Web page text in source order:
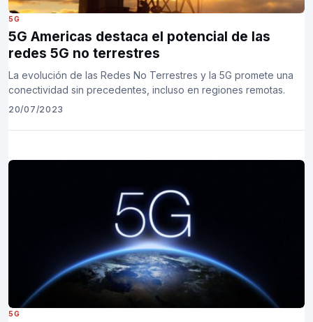
5G
5G Americas destaca el potencial de las
redes 5G no terrestres
La evolución de las Redes No Terrestres y la 5G promete una
conectividad sin precedentes, incluso en regiones remotas.
20/07/2023
5G